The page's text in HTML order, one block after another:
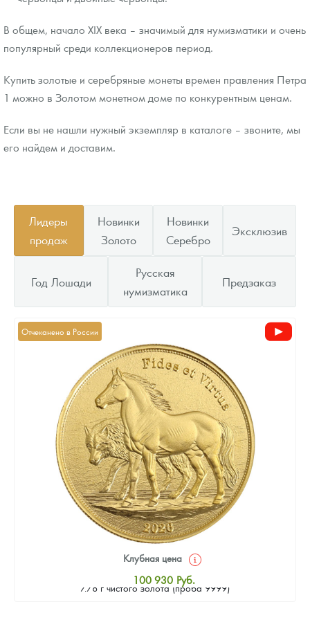
В общем, начало XIX века – значимый для нумизматики и очень
популярный среди коллекционеров период.
Купить золотые и серебряные монеты времен правления Петра
1 можно в Золотом монетном доме по конкурентным ценам.
Если вы не нашли нужный экземпляр в каталоге – звоните, мы
его найдем и доставим.
Лидеры
продаж
Новинки
Золото
Новинки
Серебро
Эксклюзив
Год Лошади
Русская
нумизматика
Предзаказ
Отчеканено в России
7.78 г чистого золота (проба 9999)
Клубная цена
100 930 Руб.
Стандартная цена